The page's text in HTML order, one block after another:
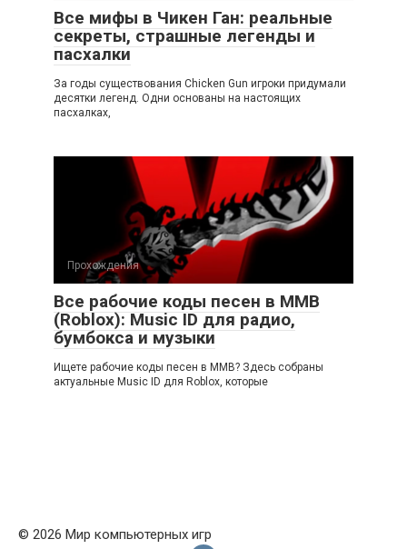
Все мифы в Чикен Ган: реальные
секреты, страшные легенды и
пасхалки
За годы существования Chicken Gun игроки придумали
десятки легенд. Одни основаны на настоящих
пасхалках,
Прохождения
Все рабочие коды песен в ММВ
(Roblox): Music ID для радио,
бумбокса и музыки
Ищете рабочие коды песен в ММВ? Здесь собраны
актуальные Music ID для Roblox, которые
© 2026 Мир компьютерных игр